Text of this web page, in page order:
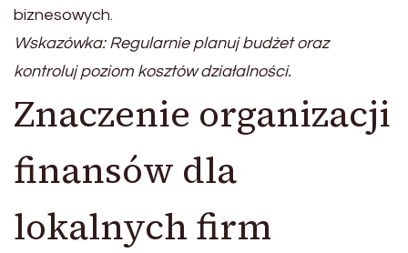
biznesowych.
Wskazówka: Regularnie planuj budżet oraz
kontroluj poziom kosztów działalności.
Znaczenie organizacji
finansów dla
lokalnych firm